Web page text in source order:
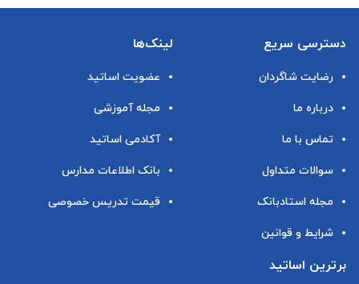
دسترسی سریع
رضایت شاگردان
درباره ما
تماس با ما
سوالات متداول
مجله استادبانک
شرایط و قوانین
لینک‌ها
عضویت اساتید
مجله آموزشی
آکادمی اساتید
بانک اطلاعات مدارس
قیمت تدریس خصوصی
برترین اساتید